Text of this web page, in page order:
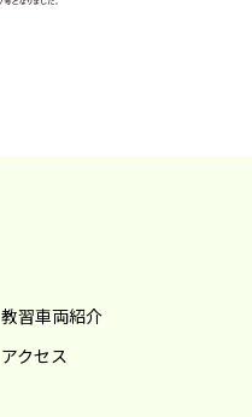
教習車両紹介
アクセス